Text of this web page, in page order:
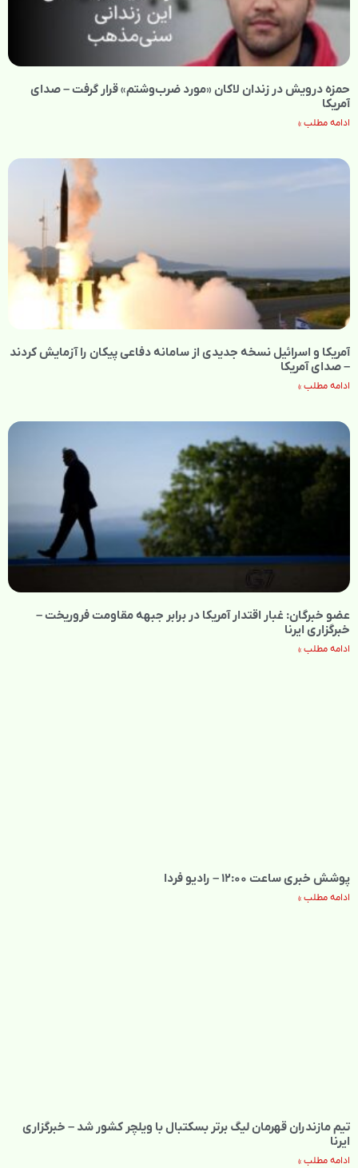
حمزه درویش در زندان لاکان «مورد ضرب‌وشتم» قرار گرفت – صدای
آمریکا
ادامه مطلب »
آمریکا و اسرائیل نسخه جدیدی از سامانه دفاعی پیکان را آزمایش کردند
– صدای آمریکا
ادامه مطلب »
عضو خبرگان: غبار اقتدار آمریکا در برابر جبهه مقاومت فروریخت –
خبرگزاری ایرنا
ادامه مطلب »
پوشش خبری ساعت ۱۲:۰۰ – رادیو فردا
ادامه مطلب »
تیم مازندران قهرمان لیگ برتر بسکتبال با ویلچر کشور شد – خبرگزاری
ایرنا
ادامه مطلب »